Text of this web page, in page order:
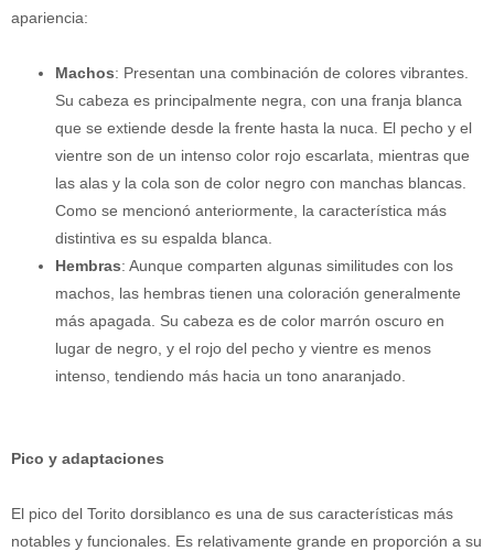
apariencia:
Machos: Presentan una combinación de colores vibrantes.
Su cabeza es principalmente negra, con una franja blanca
que se extiende desde la frente hasta la nuca. El pecho y el
vientre son de un intenso color rojo escarlata, mientras que
las alas y la cola son de color negro con manchas blancas.
Como se mencionó anteriormente, la característica más
distintiva es su espalda blanca.
Hembras: Aunque comparten algunas similitudes con los
machos, las hembras tienen una coloración generalmente
más apagada. Su cabeza es de color marrón oscuro en
lugar de negro, y el rojo del pecho y vientre es menos
intenso, tendiendo más hacia un tono anaranjado.
Pico y adaptaciones
El pico del Torito dorsiblanco es una de sus características más
notables y funcionales. Es relativamente grande en proporción a su